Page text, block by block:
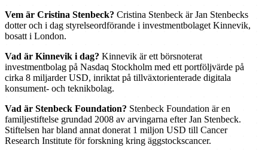
Vem är Cristina Stenbeck? Cristina Stenbeck är Jan Stenbecks
dotter och i dag styrelseordförande i investmentbolaget Kinnevik,
bosatt i London.
Vad är Kinnevik i dag? Kinnevik är ett börsnoterat
investmentbolag på Nasdaq Stockholm med ett portföljvärde på
cirka 8 miljarder USD, inriktat på tillväxtorienterade digitala
konsument- och teknikbolag.
Vad är Stenbeck Foundation? Stenbeck Foundation är en
familjestiftelse grundad 2008 av arvingarna efter Jan Stenbeck.
Stiftelsen har bland annat donerat 1 miljon USD till Cancer
Research Institute för forskning kring äggstockscancer.